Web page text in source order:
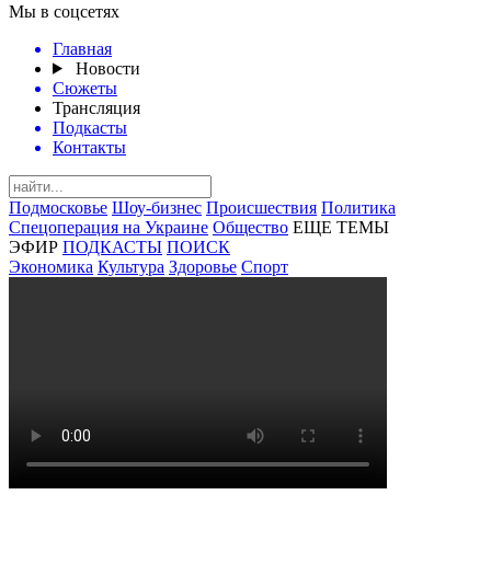
Мы в соцсетях
Главная
Новости
Сюжеты
Трансляция
Подкасты
Контакты
Подмосковье Шоу-бизнес Происшествия Политика
Спецоперация на Украине Общество ЕЩЕ ТЕМЫ
ЭФИР ПОДКАСТЫ ПОИСК
Экономика Культура Здоровье Спорт